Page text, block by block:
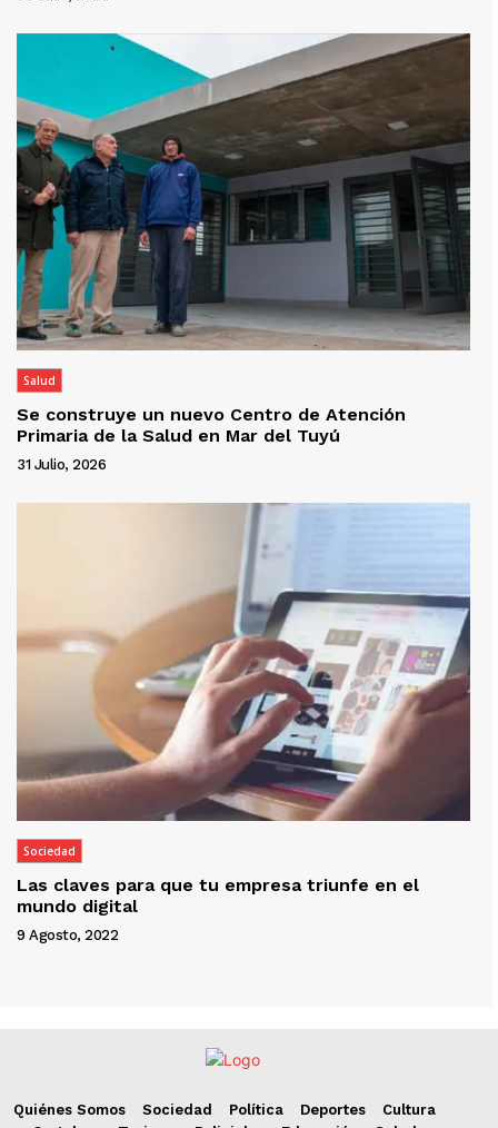
Salud
Se construye un nuevo Centro de Atención
Primaria de la Salud en Mar del Tuyú
31 Julio, 2026
Sociedad
Las claves para que tu empresa triunfe en el
mundo digital
9 Agosto, 2022
Quiénes Somos Sociedad Política Deportes
Cultura